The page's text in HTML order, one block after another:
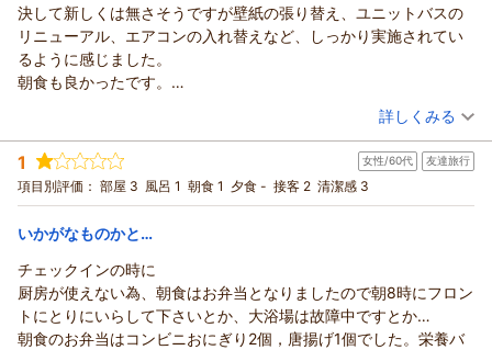
決して新しくは無さそうですが壁紙の張り替え、ユニットバスの
リニューアル、エアコンの入れ替えなど、しっかり実施されてい
るように感じました。
朝食も良かったです。
また泊まりたいホテルです。
（投稿日：2026/06/20）
宿泊時期： 2026年06月宿泊 (一人旅)
投稿者： しばたさん
宿泊プラン： ☆ビジネスマン応援！シングルプラン（朝食無料サービス）☆
シングル 朝のみ
宿泊価格帯： 8,001～9,000円(大人一人あたり/税込)
詳しくみる
1 女性/60代 友達旅行
項目別評価： 部屋 3 風呂 1 朝食 1 夕食 - 接客 2 清潔感 3
いかがなものかと…
チェックインの時に
厨房が使えない為、朝食はお弁当となりましたので朝8時にフロン
トにとりにいらして下さいとか、大浴場は故障中ですとか…
朝食のお弁当はコンビニおにぎり2個，唐揚げ1個でした。栄養バ